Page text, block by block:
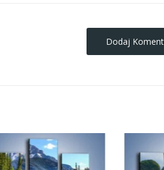
Dodaj